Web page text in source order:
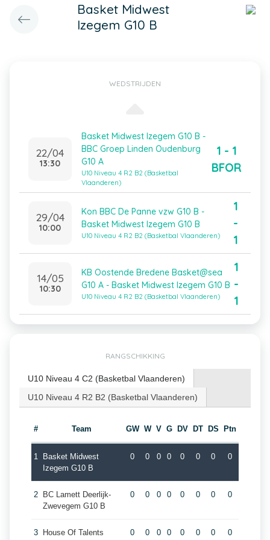
Basket Midwest
Izegem G10 B
WEDSTRIJDEN
22/04
13:30
Basket Midwest Izegem G10 B -
BBC Groep Linden Oudenburg
G10 A
U10 Niveau 4 R2 B2 (Basketbal
Vlaanderen)
1 - 1
BFOR
29/04
10:00
Kon BBC De Panne vzw G10 B -
Basket Midwest Izegem G10 B
U10 Niveau 4 R2 B2 (Basketbal Vlaanderen)
1
-
1
14/05
10:30
KB Oostende Bredene Basket@sea
G10 A - Basket Midwest Izegem G10 B
U10 Niveau 4 R2 B2 (Basketbal Vlaanderen)
1
-
1
RANGSCHIKKING
U10 Niveau 4 C2 (Basketbal Vlaanderen)
U10 Niveau 4 R2 B2 (Basketbal Vlaanderen)
# Team GW W V G DV DT DS Ptn
1
Basket Midwest
Izegem G10 B
0 0 0 0 0 0 0 0
2
BC Lamett Deerlijk-
Zwevegem G10 B
0 0 0 0 0 0 0 0
3
House Of Talents
0 0 0 0 0 0 0 0